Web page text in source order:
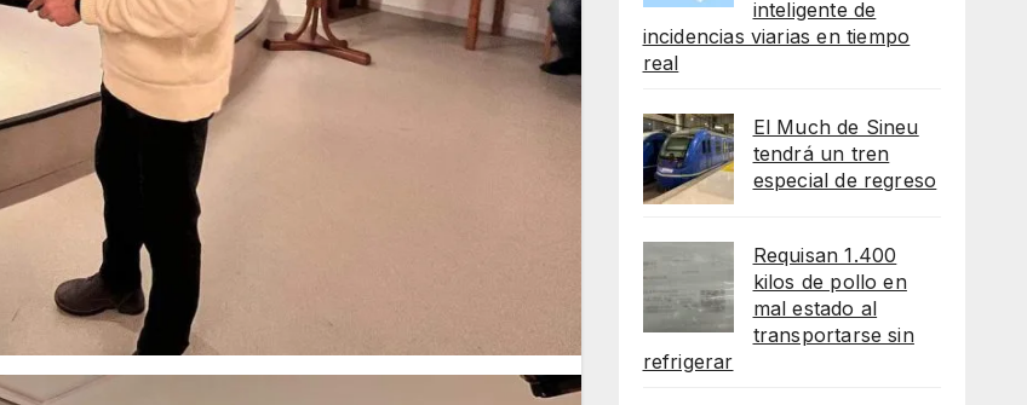
inteligente de
incidencias viarias en tiempo
real
El Much de Sineu
tendrá un tren
especial de regreso
Requisan 1.400
kilos de pollo en
mal estado al
transportarse sin
refrigerar